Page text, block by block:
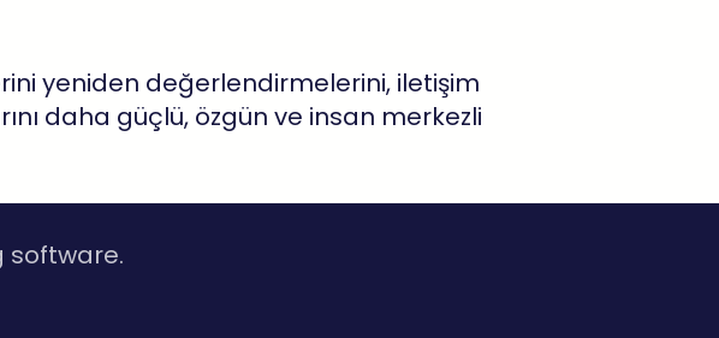
yeniden değerlendirmelerini, iletişim
daha güçlü, özgün ve insan merkezli
software.